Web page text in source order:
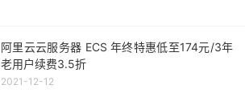
阿里云云服务器 ECS 年终特惠低至174元/3年
老用户续费3.5折
2021-12-12